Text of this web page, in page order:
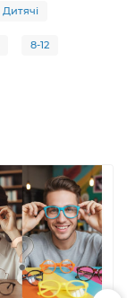
Дитячі
8-12